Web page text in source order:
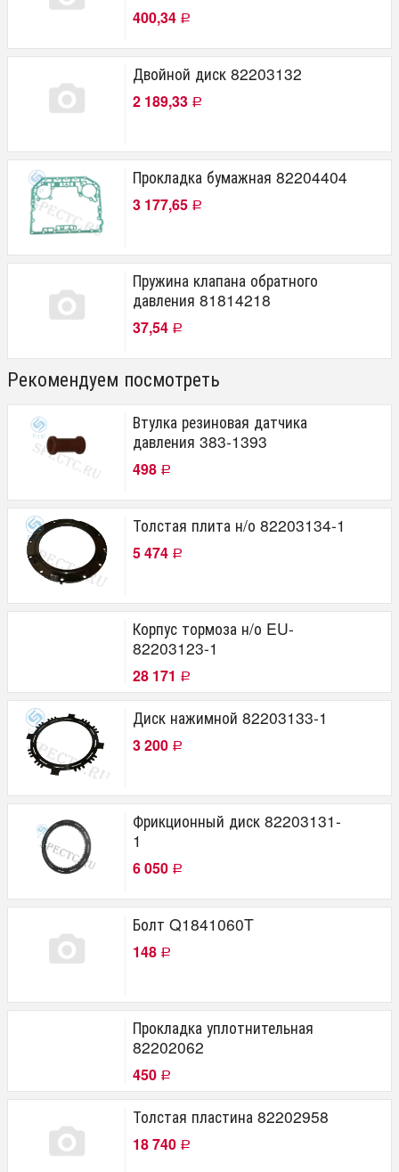
400,34 Р
Двойной диск 82203132
2 189,33 Р
Прокладка бумажная 82204404
3 177,65 Р
Пружина клапана обратного
давления 81814218
37,54 Р
Рекомендуем посмотреть
Втулка резиновая датчика
давления 383-1393
498 Р
Толстая плита н/о 82203134-1
5 474 Р
Корпус тормоза н/о EU-
82203123-1
28 171 Р
Диск нажимной 82203133-1
3 200 Р
Фрикционный диск 82203131-
1
6 050 Р
Болт Q1841060T
148 Р
Прокладка уплотнительная
82202062
450 Р
Толстая пластина 82202958
18 740 Р